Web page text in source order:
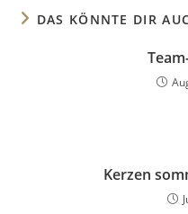
DAS KÖNNTE DIR
Kerzen